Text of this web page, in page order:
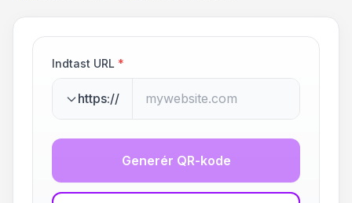
Indtast URL *
https://
Generér QR-kode